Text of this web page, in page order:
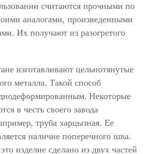
считаются прочными по
аналогами, произведенными
Их получают из разогретого
изготавливают цельнотянутые
металла. Такой способ
Некоторые
в честь своего завода
труба харцызная. Ее
наличие поперечного шва.
изделие сделано из двух частей